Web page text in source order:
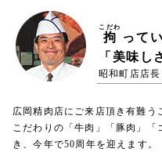
拘
こだわ
って
「美味し
昭和町店店
広岡精肉店にご来店頂き有難う
こだわりの「牛肉」「豚肉」
き、今年で50周年を迎えます。